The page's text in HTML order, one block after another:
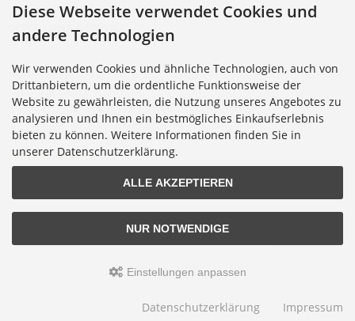
BESTELLUNG & SERVICE
Alternative Bestellwege
Sicher Einkaufen
Widerrufsrecht
Muster-Widerrufsformular
Widerruf erklären
modified eCommerce Shopsoftware © 2009-2026 • Template-Programmierung Rehm
Webdesign
Diese Webseite verwendet Cookies und
andere Technologien
Wir verwenden Cookies und ähnliche Technologien, auch von
Drittanbietern, um die ordentliche Funktionsweise der
Website zu gewährleisten, die Nutzung unseres Angebotes zu
analysieren und Ihnen ein bestmögliches Einkaufserlebnis
bieten zu können. Weitere Informationen finden Sie in
unserer Datenschutzerklärung.
ALLE AKZEPTIEREN
NUR NOTWENDIGE
Einstellungen anpassen
Datenschutzerklärung Impressum